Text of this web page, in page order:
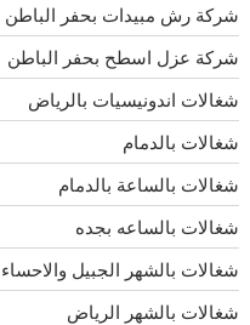
شركة رش مبيدات بحفر الباطن
شركة عزل اسطح بحفر الباطن
شغالات اندونيسيات بالرياض
شغالات بالدمام
شغالات بالساعة بالدمام
شغالات بالساعه بجده
شغالات بالشهر الجبيل والاحساء
شغالات بالشهر الرياض